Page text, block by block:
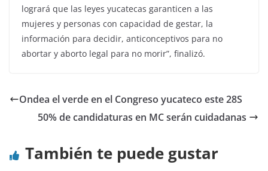
logrará que las leyes yucatecas garanticen a las
mujeres y personas con capacidad de gestar, la
información para decidir, anticonceptivos para no
abortar y aborto legal para no morir”, finalizó.
Ondea el verde en el Congreso yucateco este 28S
50% de candidaturas en MC serán cuidadanas
También te puede gustar